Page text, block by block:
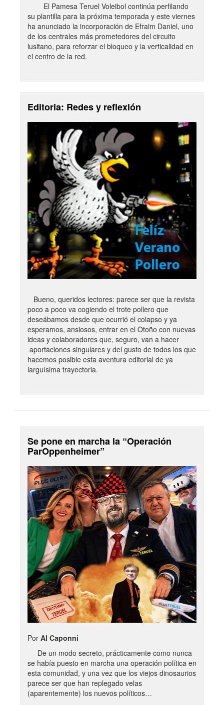
El Pamesa Teruel Voleibol continúa perfilando
su plantilla para la próxima temporada y este viernes
ha anunciado la incorporación de Efraim Daniel, uno
de los centrales más prometedores del circuito
lusitano, para reforzar el bloqueo y la verticalidad en
el centro de la red.
Editoria: Redes y reflexión
Bueno, queridos lectores: parece ser que la revista
poco a poco va cogiendo el trote pollero que
deseábamos desde que ocurrió el colapso y ya
esperamos, ansiosos, entrar en el Otoño con nuevas
ideas y colaboradores que, seguro, van a hacer
aportaciones singulares y del gusto de todos los que
hacemos posible esta aventura editorial de ya
larguísima trayectoria.
Se pone en marcha la “Operación
ParOppenheimer”
Por Al Caponni
De un modo secreto, prácticamente como nunca
se había puesto en marcha una operación política en
esta comunidad, y una vez que los viejos dinosaurios
parece ser que han replegado velas
(aparentemente) los nuevos políticos…